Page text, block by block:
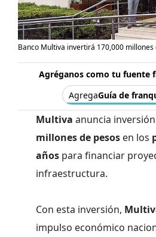
Banco Multiva invertirá 170,000 millones
Agréganos como tu fuente
AgregaGuía de
Multiva anuncia
millones de pesos en los
años para financiar
infraestructura.
Con esta inversión,
impulso económico